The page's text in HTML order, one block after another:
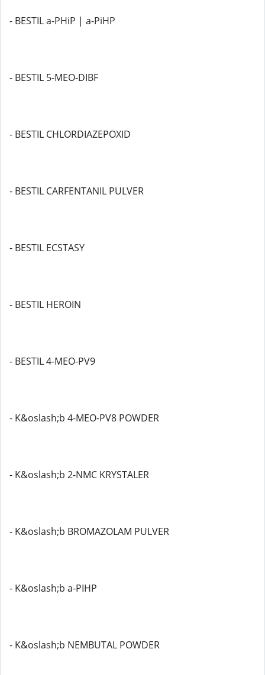
- BESTIL a-PHiP | a-PiHP
- BESTIL 5-MEO-DIBF
- BESTIL CHLORDIAZEPOXID
- BESTIL CARFENTANIL PULVER
- BESTIL ECSTASY
- BESTIL HEROIN
- BESTIL 4-MEO-PV9
- K&oslash;b 4-MEO-PV8 POWDER
- K&oslash;b 2-NMC KRYSTALER
- K&oslash;b BROMAZOLAM PULVER
- K&oslash;b a-PIHP
- K&oslash;b NEMBUTAL POWDER